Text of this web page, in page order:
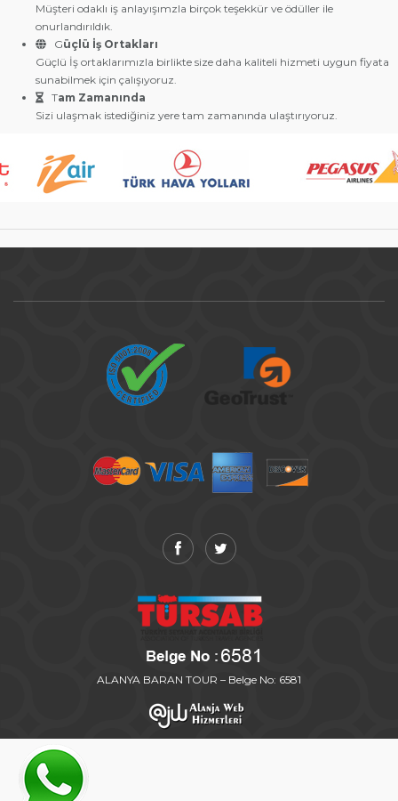
Müşteri odaklı iş anlayışımzla birçok teşekkür ve ödüller ile
onurlandırıldık.
Güçlü İş Ortakları
Güçlü İş ortaklarımızla birlikte size daha kaliteli hizmeti uygun fiyata
sunabilmek için çalışıyoruz.
Tam Zamanında
Sizi ulaşmak istediğiniz yere tam zamanında ulaştırıyoruz.
ALANYA BARAN TOUR – Belge No: 6581